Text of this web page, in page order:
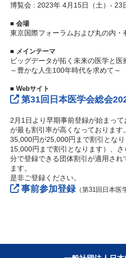
博覧会 : 2023年 4月15日（土）‐ 23
■ 会場
東京国際フォーラムおよび丸の内・
■ メインテーマ
ビッグデータが拓く未来の医学と医
～豊かな人生100年時代を求めて～
■ Webサイト
第31回日本医学会総会
2月1日より早期事前登録が始まっ
が最も割引率が高くなっております。
35,000円が25,000円まで割引とな
15,000円まで割引となります）、
分で登録できる団体割引が適用され
ます。
是非ご登録ください。
事前参加登録（第31回日本医